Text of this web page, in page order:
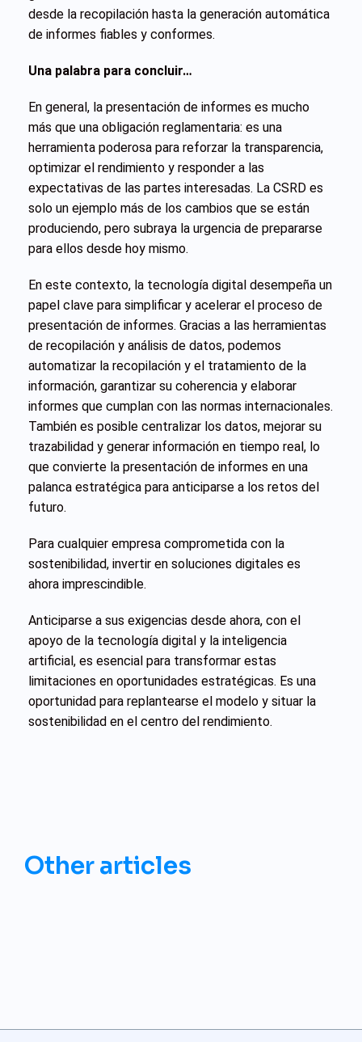
desde la recopilación hasta la generación automática
de informes fiables y conformes.
Una palabra para concluir…
En general, la presentación de informes es mucho
más que una obligación reglamentaria: es una
herramienta poderosa para reforzar la transparencia,
optimizar el rendimiento y responder a las
expectativas de las partes interesadas. La CSRD es
solo un ejemplo más de los cambios que se están
produciendo, pero subraya la urgencia de prepararse
para ellos desde hoy mismo.
En este contexto, la tecnología digital desempeña un
papel clave para simplificar y acelerar el proceso de
presentación de informes. Gracias a las herramientas
de recopilación y análisis de datos, podemos
automatizar la recopilación y el tratamiento de la
información, garantizar su coherencia y elaborar
informes que cumplan con las normas internacionales.
También es posible centralizar los datos, mejorar su
trazabilidad y generar información en tiempo real, lo
que convierte la presentación de informes en una
palanca estratégica para anticiparse a los retos del
futuro.
Para cualquier empresa comprometida con la
sostenibilidad, invertir en soluciones digitales es
ahora imprescindible.
Anticiparse a sus exigencias desde ahora, con el
apoyo de la tecnología digital y la inteligencia
artificial, es esencial para transformar estas
limitaciones en oportunidades estratégicas. Es una
oportunidad para replantearse el modelo y situar la
sostenibilidad en el centro del rendimiento.
Other articles